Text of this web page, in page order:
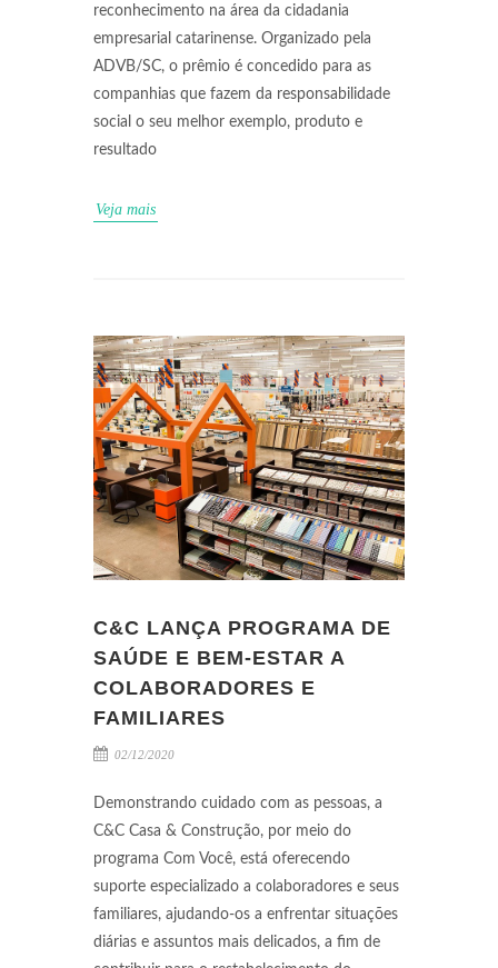
reconhecimento na área da cidadania
empresarial catarinense. Organizado pela
ADVB/SC, o prêmio é concedido para as
companhias que fazem da responsabilidade
social o seu melhor exemplo, produto e
resultado
Veja mais
C&C LANÇA PROGRAMA DE
SAÚDE E BEM-ESTAR A
COLABORADORES E
FAMILIARES
02/12/2020
Demonstrando cuidado com as pessoas, a
C&C Casa & Construção, por meio do
programa Com Você, está oferecendo
suporte especializado a colaboradores e seus
familiares, ajudando-os a enfrentar situações
diárias e assuntos mais delicados, a fim de